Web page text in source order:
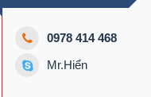
0978 414 468
Mr.Hiển